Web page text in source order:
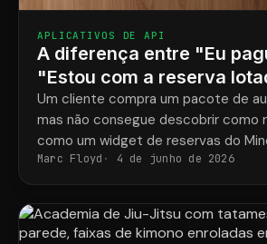
APLICATIVOS DE API
A diferença entre "Eu
"Estou com a reserva
Um cliente compra um pacote de
mas não consegue descobrir como
como um widget de reservas do
ShopConnect resolvem esse
Marc Floyd 4 de junho de 2026